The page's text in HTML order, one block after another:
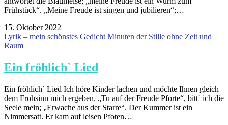
Frühstück“. „Meine Freude ist singen und jubilieren“;…
15. Oktober 2022
Lyrik – mein schönstes Gedicht Minuten der Stille ohne Zeit und
Raum
Ein fröhlich` Lied
Ein fröhlich` Lied Ich höre Kinder lachen und möchte Ihnen gleich
dem Frohsinn mich ergeben. „Tu auf der Freude Pforte“, bitt´ ich die
Seele mein; „Erwache aus der Starre“. Der Kummer ist ein
Nimmersatt. Er kam auf leisen Pfoten…